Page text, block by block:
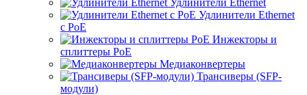
Удлинители Ethernet
Удлинители Ethernet
с PoE
Инжекторы и
сплиттеры PoE
Медиаконвертеры
Трансиверы (SFP-
модули)